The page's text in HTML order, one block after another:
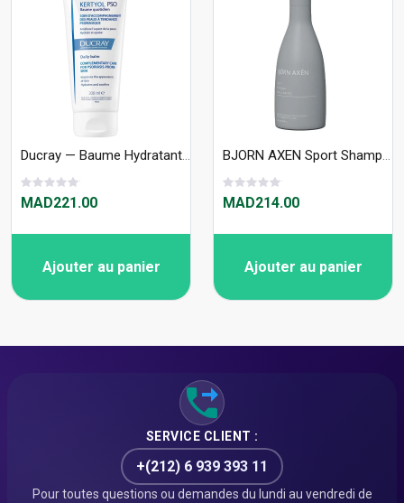
Ducray — Baume Hydratant Quotidien — Baume anti-grattage — Kertyol PSO 200 ml
MAD221.00
Ajouter au panier
BJORN AXEN Sport Shampoo 250 ml
MAD214.00
Ajouter au panier
SERVICE CLIENT :
+(212) 6 939 393 11
Pour toutes questions ou demandes du lundi au vendredi de